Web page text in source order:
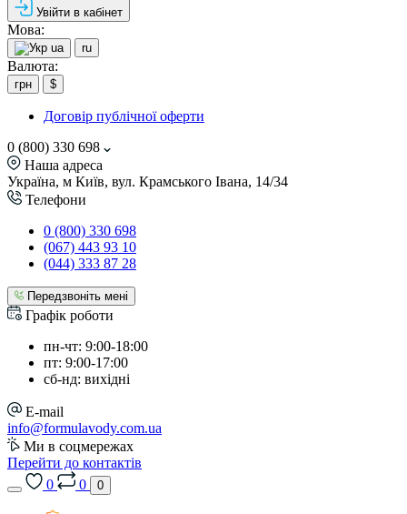
Увійти в кабінет
Мова:
ua ru
Валюта:
грн $
Договір публічної оферти
0 (800) 330 698
Наша адреса
Україна, м Київ, вул. Крамського Івана, 14/34
Телефони
0 (800) 330 698
(067) 443 93 10
(044) 333 87 28
Передзвоніть мені
Графік роботи
пн-чт: 9:00-18:00
пт: 9:00-17:00
сб-нд: вихідні
E-mail
info@formulavody.com.ua
Ми в соцмережах
Перейти до контактів
0
0 0